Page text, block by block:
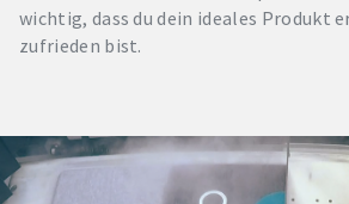
wichtig, dass du dein ideales Produkt
zufrieden bist.